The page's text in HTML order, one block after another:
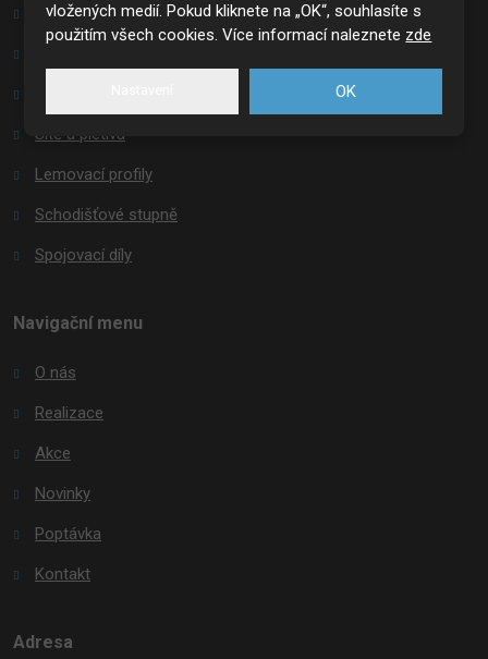
Děrované plechy
Sítě a pletiva
Lemovací profily
Schodišťové stupně
Spojovací díly
Navigační menu
O nás
Realizace
Akce
Novinky
Poptávka
Kontakt
Adresa
vložených medií. Pokud kliknete na „OK“, souhlasíte s
použitím všech cookies. Více informací naleznete zde
OK